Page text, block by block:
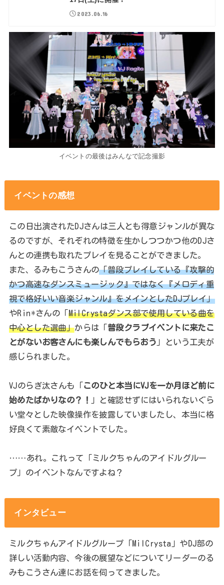
2023.06.16
イベントの最後はみんなで記念撮影
イベントの感想
この日出演されたDJさんは三人とも得意ジャンルが異な
るのですが、それぞれの特徴を生かしつつかつ他のDJさ
んとの連携も取れたプレイを見ることができました。
また、るみもこうさんの「普段プレイしている『攻撃的
かつ高速なダンスミュージック』ではなく『メロディ重
視で格好いい音楽ジャンル』をメインとしたDJプレイ」
やRin*さんの「MilCrystaダンス部で使用している曲を
中心とした選曲」からは「普段クラブイベントに来たこ
とがないお客さんにも楽しんでもらおう 」という工夫が
感じられました。
VJのらぎ汰さんも「このひと本当にVJを一か月ほど前に
始めたばかりなの？！
」と確認せずにはいられないぐら
い堂々とした映像操作を披露していましたし、本当に格
好良くて素敵なイベントでした。
……あれ。これって「ミルクちゃんのアイドルグルー
プ」のイベントなんですよね？
インタビュー
ミルクちゃんアイドルグループ「MilCrysta」やDJ部の
詳しい活動内容、今後の展望などについてリーダーのる
みもこうさん達にお話を伺ってきました。